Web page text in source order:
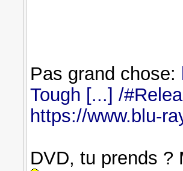
Pas grand chose:
Tough [...] /
https://www.blu-
DVD, tu prends ?